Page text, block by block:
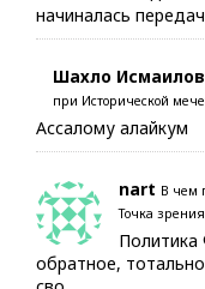
начиналась
Шахло
при Исторической
Ассалому алайкум
nart В чем
Точка зрения
Политика
обратное,